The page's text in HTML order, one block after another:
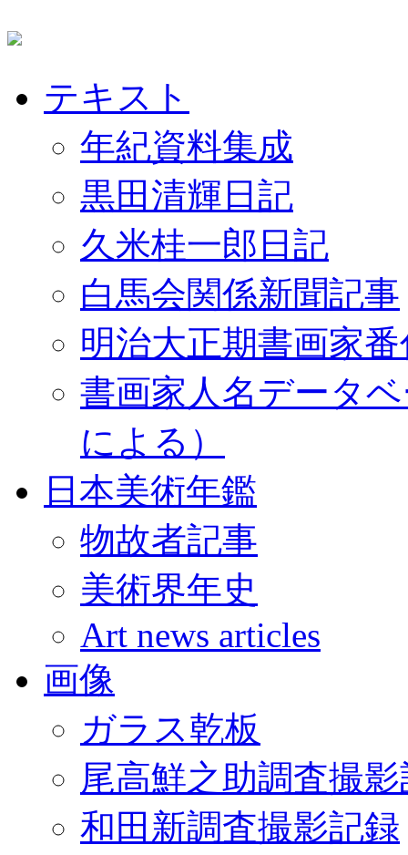
テキスト
年紀資料集成
黒田清輝日記
久米桂一郎日記
白馬会関係新聞記事
明治大正期書画家
書画家人名データ
による）
日本美術年鑑
物故者記事
美術界年史
Art news articles
画像
ガラス乾板
尾高鮮之助調査撮
和田新調査撮影記録